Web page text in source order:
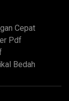
Cepat
Pdf
Bedah